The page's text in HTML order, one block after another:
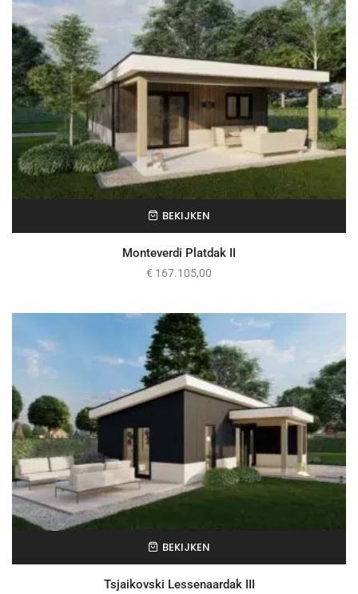
BEKIJKEN
Monteverdi Platdak II
€ 167.105,00
BEKIJKEN
Tsjaikovski Lessenaardak III